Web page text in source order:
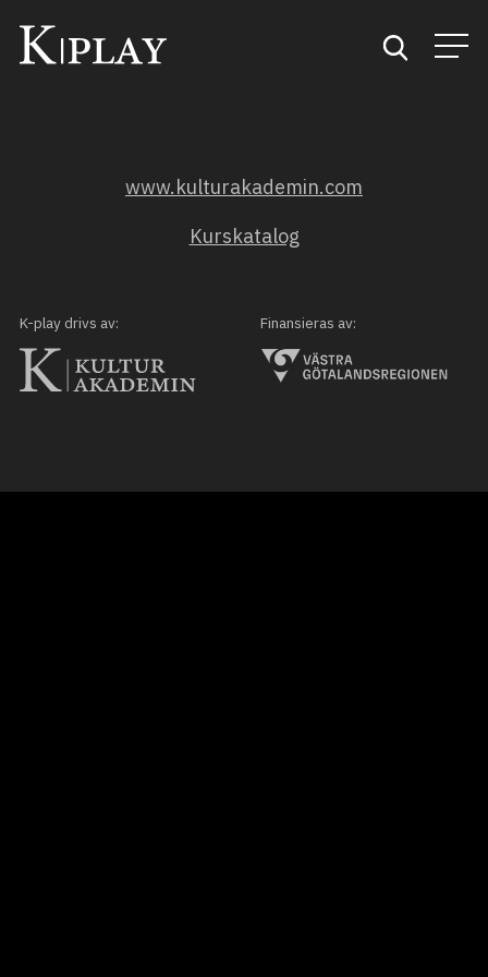
Kategorier
Mina favoriter
www.kulturakademin.com
Kurskatalog
K-play drivs av: Finansieras av: